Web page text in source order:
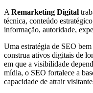
A Remarketing Digital
técnica, conteúdo
informação, autoridade,
Uma estratégia de SEO
construa ativos digitais de
em que a visibilidade
mídia, o SEO fortalece a
capacidade de atrair